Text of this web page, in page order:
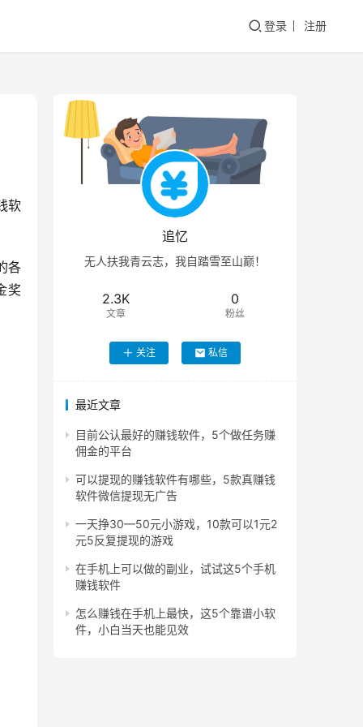
登录 注册
软
各
奖
追忆
无人扶我青云志，我自踏雪至山巅！
2.3K
文章
0
粉丝
关注 私信
最近文章
目前公认最好的赚钱软件，5个做任务赚
佣金的平台
可以提现的赚钱软件有哪些，5款真赚钱
软件微信提现无广告
一天挣30—50元小游戏，10款可以1元2
元5反复提现的游戏
在手机上可以做的副业，试试这5个手机
赚钱软件
怎么赚钱在手机上最快，这5个靠谱小软
件，小白当天也能见效